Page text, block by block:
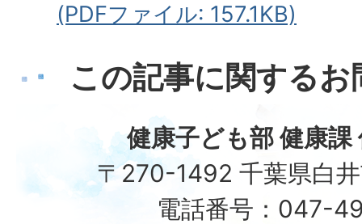
(PDFファイル: 157.1KB)
この記事に関する
健康子ども部 健康課
〒270-1492 千葉県白
電話番号：047-